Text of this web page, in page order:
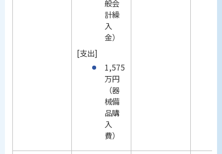
般会
計繰
入
金）
[支出]
1,575
万円
（器
械備
品購
入
費）